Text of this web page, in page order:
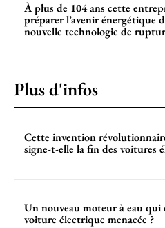
À plus de 104 ans cette
préparer l’avenir énergétique
nouvelle technologie de
Plus d'infos
Cette invention
signe-t-elle la fin des voitures
Un nouveau moteur à eau qui
voiture électrique menacée ?